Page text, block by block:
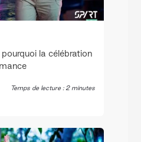
la célébration
Temps de lecture : 2 minutes